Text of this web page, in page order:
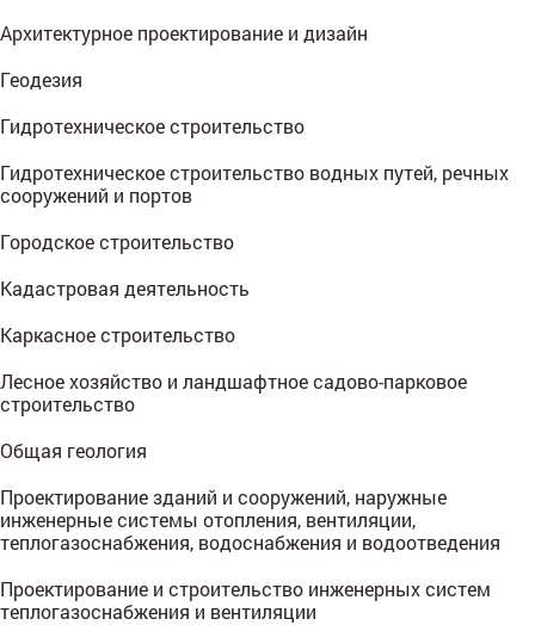
Архитектурное проектирование и дизайн
Геодезия
Гидротехническое строительство
Гидротехническое строительство водных путей, речных
сооружений и портов
Городское строительство
Кадастровая деятельность
Каркасное строительство
Лесное хозяйство и ландшафтное садово-парковое
строительство
Общая геология
Проектирование зданий и сооружений, наружные
инженерные системы отопления, вентиляции,
теплогазоснабжения, водоснабжения и водоотведения
Проектирование и строительство инженерных систем
теплогазоснабжения и вентиляции